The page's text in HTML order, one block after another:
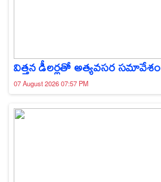
విత్తన డీలర్లతో అత్యవసర సమావేశం
07 August 2026 07:57 PM